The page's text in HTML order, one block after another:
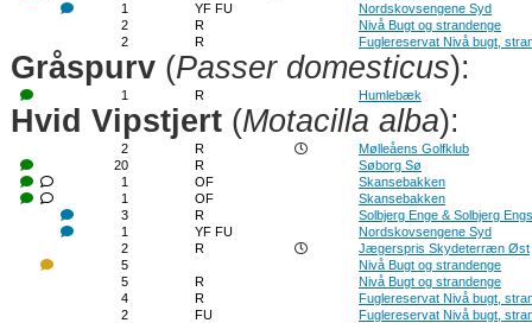
1
YF FU
Nordskovsengene Syd
2
R
Nivå Bugt og strandenge
2
R Fuglereservat Nivå bugt,
Gråspurv (Passer domesticus):
1 R Humlebæk
Hvid Vipstjert (Motacilla alba):
2 R
Mølleåens Golfklub
20
R
Søborg Sø
1
OF
Skansebakken
1
OF
Skansebakken
3
R
Solbjerg Enge & Solbjerg
1
YF FU
Nordskovsengene Syd
2
R
Jægerspris Skydeterræn Øst
5
Nivå Bugt og strandenge
5
R
Nivå Bugt og strandenge
4
R
Fuglereservat Nivå bugt,
2
FU
Fuglereservat Nivå bugt,